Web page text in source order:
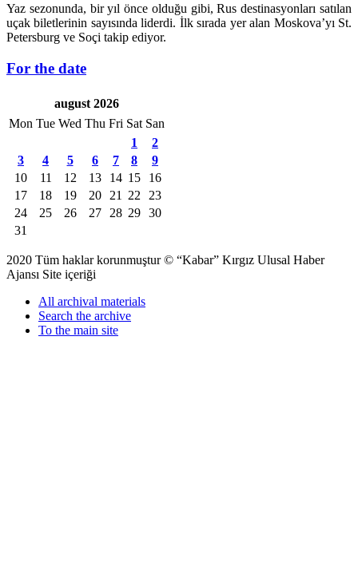
Yaz sezonunda, bir yıl önce olduğu gibi, Rus destinasyonları satılan
uçak biletlerinin sayısında liderdi. İlk sırada yer alan Moskova’yı St.
Petersburg ve Soçi takip ediyor.
For the date
august 2026
Mon Tue Wed Thu Fri Sat San
1
2
3
4 5 6 7 8
9
10
11 12 13 14 15
16
17
18 19 20 21 22
23
24
25 26 27 28 29 30
31
2020 Tüm haklar korunmuştur © “Kabar” Kırgız Ulusal Haber
Ajansı Site içeriği
All archival materials
Search the archive
To the main site